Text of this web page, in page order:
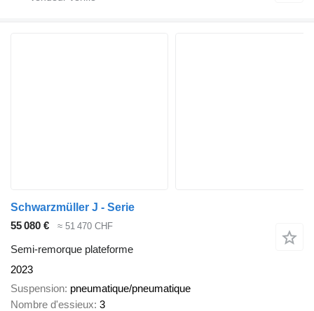
Schwarzmüller J - Serie
55 080 €
≈ 51 470 CHF
Semi-remorque plateforme
2023
Suspension pneumatique/pneumatique
Nombre d'essieux 3